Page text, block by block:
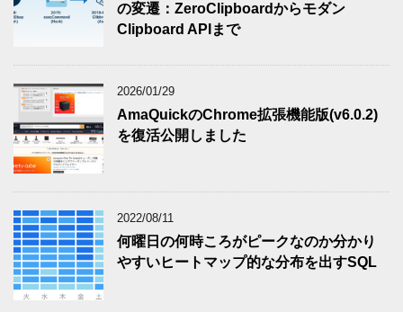
の変遷：ZeroClipboardからモダン
Clipboard APIまで
2026/01/29
AmaQuickのChrome拡張機能版(v6.0.2)
を復活公開しました
2022/08/11
何曜日の何時ころがピークなのか分かり
やすいヒートマップ的な分布を出すSQL